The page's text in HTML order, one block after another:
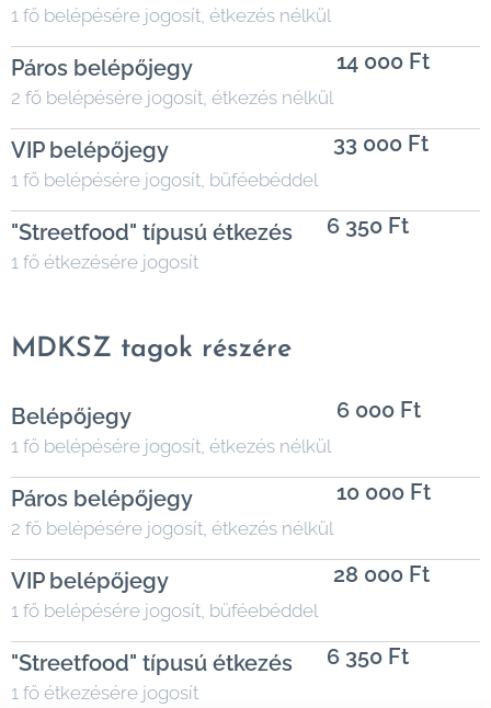
1 fő belépésére jogosít, étkezés nélkül
Páros belépőjegy
2 fő belépésére jogosít, étkezés nélkül
14 000 Ft
VIP belépőjegy
1 fő belépésére jogosít, büféebéddel
33 000 Ft
"Streetfood" típusú étkezés
1 fő étkezésére jogosít
6 350 Ft
MDKSZ tagok részére
Belépőjegy
1 fő belépésére jogosít, étkezés nélkül
6 000 Ft
Páros belépőjegy
2 fő belépésére jogosít, étkezés nélkül
10 000 Ft
VIP belépőjegy
1 fő belépésére jogosít, büféebéddel
28 000 Ft
"Streetfood" típusú étkezés
1 fő étkezésére jogosít
6 350 Ft